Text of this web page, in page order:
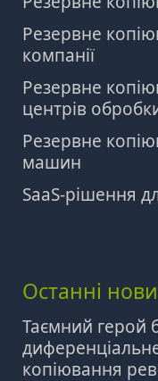
Резервне
компанії
Резервне
центрів
Резервне
машин
SaaS-рішення
Останні
Таємний герой
копіювання